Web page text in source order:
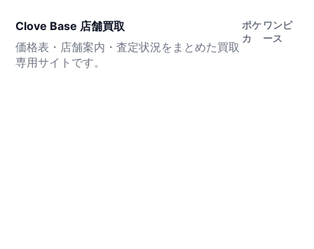
Clove Base 店舗買取
価格表・店舗案内・査定状況をまとめた買取
専用サイトです。
ポケ
カ
ワンピ
ース